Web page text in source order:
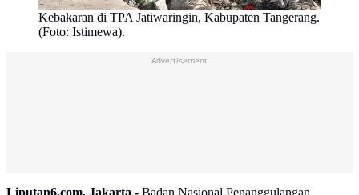
Kebakaran di TPA Jatiwaringin, Kabupaten Tangerang.
(Foto: Istimewa).
Advertisement